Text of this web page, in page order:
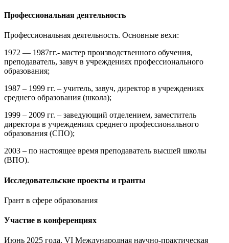
Профессиональная деятельность
Профессиональная деятельность. Основные вехи:
1972 — 1987гг.- мастер производственного обучения,
преподаватель, завуч в учреждениях профессионального
образования;
1987 – 1999 гг. – учитель, завуч, директор в учреждениях
среднего образования (школа);
1999 – 2009 гг. – заведующий отделением, заместитель
директора в учреждениях среднего профессионального
образования (СПО);
2003 – по настоящее время преподаватель высшей школы
(ВПО).
Исследовательские проекты и гранты
Грант в сфере образования
Участие в конференциях
Июнь 2025 года. VI Международная научно-практическая